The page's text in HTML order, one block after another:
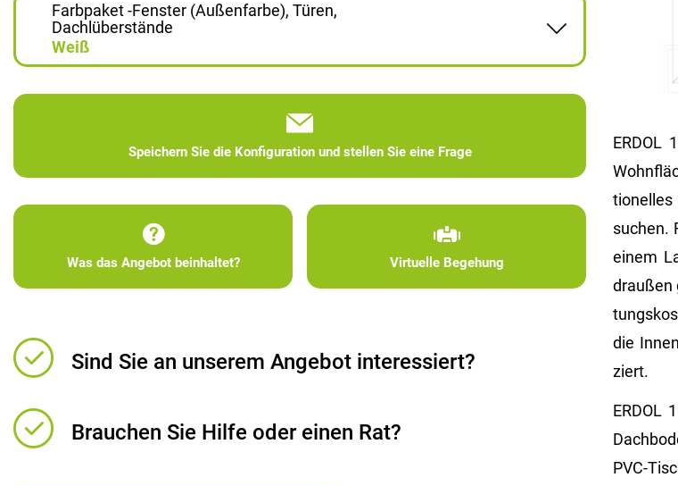
ERDOL
tio­nel­les
su­chen.
einem
drau­ßen
die
ziert.
ERDOL
PVC-
Farbpaket -Fenster (Außenfarbe), Türen,
Dachlüberstände
Weiß
Speichern Sie die Konfiguration und stellen Sie eine Frage
Was das Angebot beinhaltet? Virtuelle Begehung
Sind Sie an unserem Angebot interessiert?
Brauchen Sie Hilfe oder einen Rat?